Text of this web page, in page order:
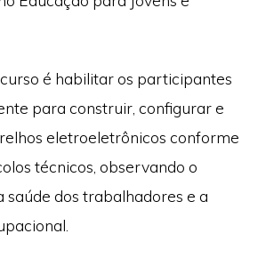
é habilitar os participantes
para construir, configurar e
eletroeletrônicos conforme
técnicos, observando o
saúde dos trabalhadores e a